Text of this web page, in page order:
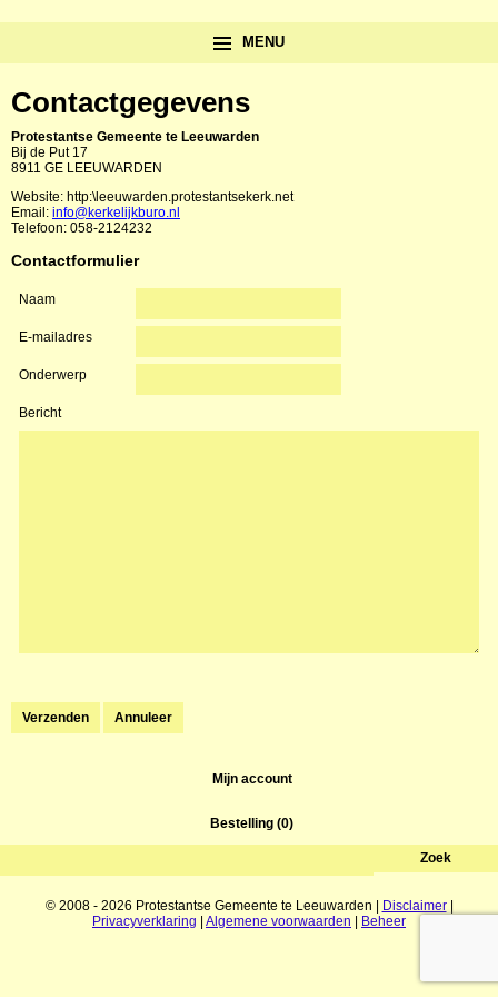
MENU
Contactgegevens
Protestantse Gemeente te Leeuwarden
Bij de Put 17
8911 GE LEEUWARDEN
Website: http:\leeuwarden.protestantsekerk.net
Email: info@kerkelijkburo.nl
Telefoon: 058-2124232
Contactformulier
Naam
E-mailadres
Onderwerp
Bericht
Mijn account
Bestelling (0)
© 2008 - 2026 Protestantse Gemeente te Leeuwarden | Disclaimer|
Privacyverklaring | Algemene voorwaarden | Beheer